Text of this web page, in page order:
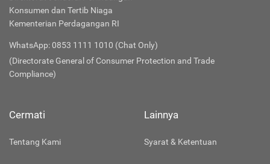
Konsumen dan Tertib Niaga
Kementerian Perdagangan RI
WhatsApp: 0853 1111 1010 (Chat Only)
(Directorate General of Consumer Protection and Trade
Compliance)
Cermati
Tentang Kami
Lainnya
Syarat & Ketentuan